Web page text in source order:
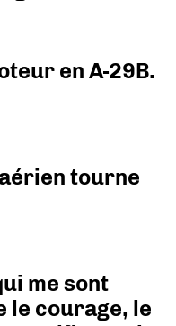
en A-29B.
aérien tourne
me sont
le courage, le